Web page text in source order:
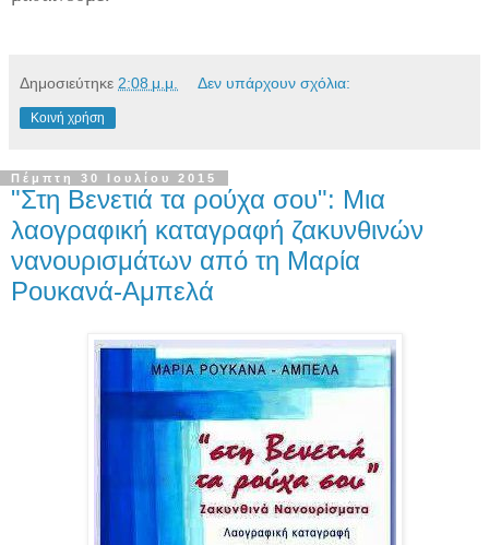
Δημοσιεύτηκε 2:08 μ.μ. Δεν υπάρχουν σχόλια:
Κοινή χρήση
Πέμπτη 30 Ιουλίου 2015
"Στη Βενετιά τα ρούχα σου": Μια
λαογραφική καταγραφή ζακυνθινών
νανουρισμάτων από τη Μαρία
Ρουκανά-Αμπελά